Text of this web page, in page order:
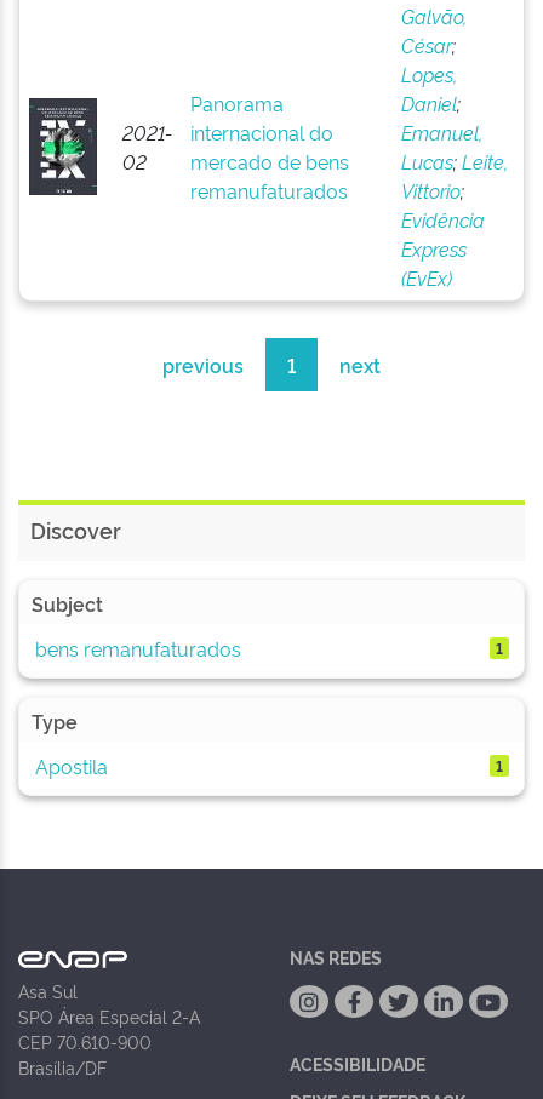
2021-
02
Panorama
internacional do
mercado de bens
remanufaturados
Galvão,
César;
Lopes,
Daniel;
Emanuel,
Lucas;Leite,
Vittorio;
Evidência
Express
(EvEx)
previous 1 next
Discover
Subject
bens remanufaturados
1
Type
Apostila
1
Asa Sul
SPO Área Especial 2-A
CEP 70.610-900
Brasília/DF
NAS REDES
ACESSIBILIDADE